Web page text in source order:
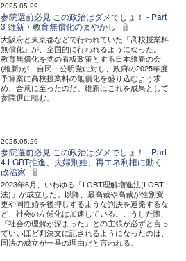
2025.05.29
参院選前必見 この政治はダメでしょ！ - Part
3 維新・教育無償化のまやかし
大阪府と東京都などで行われていた「高校授業料
無償化」が、全国的に行われるようになった。
教育無償化を党の看板政策とする日本維新の会
(維新)が、自民・公明党に対し、政府の2025年度
予算案に高校授業料の無償化を盛り込むよう求
め、合意に至ったのだ。維新はこれを成果として
参院選に臨む。
2025.05.29
参院選前必見 この政治はダメでしょ！ - Part
4 LGBT推進、夫婦別姓、再エネ利権に動く
政治家
2023年6月、いわゆる「LGBT理解増進法(LGBT
法)」が成立した。以降、最高裁や高裁が性別変
更や同性婚を後押しするような判決を連発するな
ど、社会の左傾化は加速している。こうした際、
「社会の理解が深まった」との主張が必ずと言っ
ていいほど判決文に記されるようになったのは、
同法の成立が一番の理由だと言われる。